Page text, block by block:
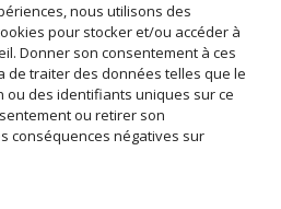
nous utilisons des
pour stocker et/ou accéder à
Donner son consentement à ces
de traiter des données telles que le
ou des identifiants uniques sur ce
ou retirer son
conséquences négatives sur
– Réalisation